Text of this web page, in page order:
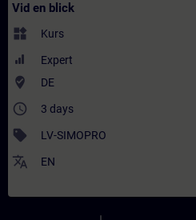
Vid en blick
widgets Kurs
Expert
where_to_vote DE
access_time 3 days
sell LV-SIMOPRO
translate EN